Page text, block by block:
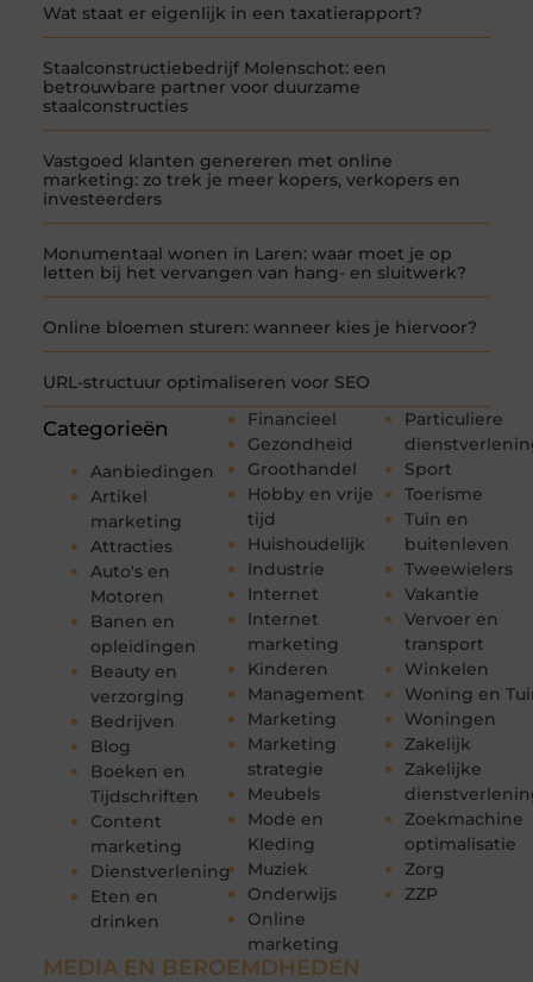
Wat staat er eigenlijk in een taxatierapport?
Staalconstructiebedrijf Molenschot: een
betrouwbare partner voor duurzame
staalconstructies
Vastgoed klanten genereren met online
marketing: zo trek je meer kopers, verkopers en
investeerders
Monumentaal wonen in Laren: waar moet je op
letten bij het vervangen van hang- en sluitwerk?
Online bloemen sturen: wanneer kies je hiervoor?
URL-structuur optimaliseren voor SEO
Categorieën
Aanbiedingen
Artikel
marketing
Attracties
Auto's en
Motoren
Banen en
opleidingen
Beauty en
verzorging
Bedrijven
Blog
Boeken en
Tijdschriften
Content
marketing
Dienstverlening
Eten en
drinken
Financieel
Gezondheid
Groothandel
Hobby en vrije
tijd
Huishoudelijk
Industrie
Internet
Internet
marketing
Kinderen
Management
Marketing
Marketing
strategie
Meubels
Mode en
Kleding
Muziek
Onderwijs
Online
marketing
Particuliere
Sport
Toerisme
Tuin en
buitenleven
Tweewielers
Vakantie
Vervoer en
transport
Winkelen
Woning en
Woningen
Zakelijk
Zakelijke
Zoekmachine
optimalisatie
Zorg
ZZP
MEDIA EN BEROEMDHEDEN